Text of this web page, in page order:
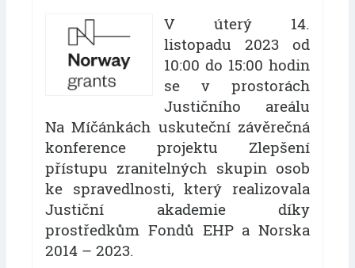
V úterý 14.
listopadu 2023 od
10:00 do 15:00 hodin
se v prostorách
Justičního areálu
Na Míčánkách uskuteční závěrečná
konference projektu Zlepšení
přístupu zranitelných skupin osob
ke spravedlnosti, který realizovala
Justiční akademie díky
prostředkům Fondů EHP a Norska
2014 – 2023.